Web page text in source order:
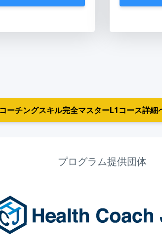
コーチングスキル完全マスターL1コース詳細
プログラム提供団体